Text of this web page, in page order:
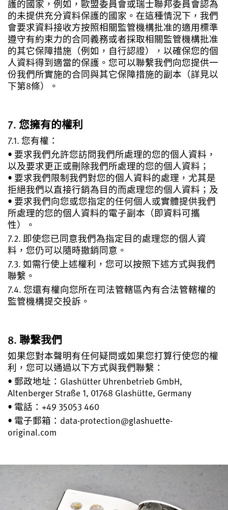
護的國家，例如，歐盟委員會或瑞士聯邦委員會認為
的未提供充分資料保護的國家。在這種情況下，我們
會要求資料接收方按照相關監管機構批准的適用標準
遵守有約束力的合同義務或者採取相關監管機構批准
的其它保障措施（例如，自行認證），以確保您的個
人資料得到適當的保護。您可以聯繫我們向您提供一
份我們所實施的合同與其它保障措施的副本（詳見以
下第8條）。
7. 您擁有的權利
7.1. 您有權：
• 要求我們允許您訪問我們所處理的您的個人資料，
以及要求更正或刪除我們所處理的您的個人資料；
• 要求我們限制我們對您的個人資料的處理，尤其是
拒絕我們以直接行銷為目的而處理您的個人資料；及
• 要求我們向您或您指定的任何個人或實體提供我們
所處理的您的個人資料的電子副本（即資料可攜
性）。
7.2. 即使您已同意我們為指定目的處理您的個人資
料，您仍可以隨時撤銷同意。
7.3. 如需行使上述權利，您可以按照下述方式與我們
聯繫。
7.4. 您還有權向您所在司法管轄區內有合法管轄權的
監管機構提交投訴。
8. 聯繫我們
如果您對本聲明有任何疑問或如果您打算行使您的權
利，您可以通過以下方式與我們聯繫：
• 郵政地址：Glashütter Uhrenbetrieb GmbH,
Altenberger Straße 1, 01768 Glashütte, Germany
• 電話：+49 35053 460
• 電子郵箱：data-protection@glashuette-
original.com